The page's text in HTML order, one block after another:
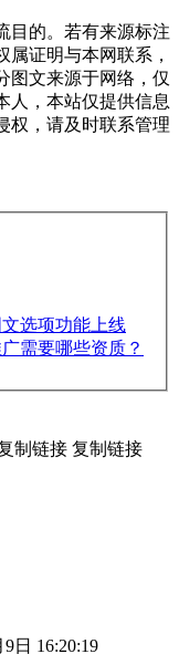
目的。若有来源标注
证明与本网联系，
图文来源于网络，仅
人，本站仅提供信息
权，请及时联系管理
选项功能上线
需要哪些资质？
制链接 复制链接
日 16:20:19